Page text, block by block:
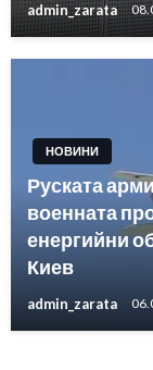
admin_zarata
НОВИНИ
Руската
военната
енергийни
Киев
admin_zarata